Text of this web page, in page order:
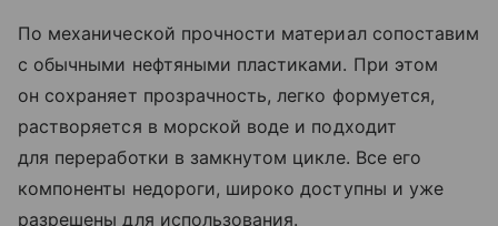
По механической прочности материал сопоставим
с обычными нефтяными пластиками. При этом
он сохраняет прозрачность, легко формуется,
растворяется в морской воде и подходит
для переработки в замкнутом цикле. Все его
компоненты недороги, широко доступны и уже
разрешены для использования.